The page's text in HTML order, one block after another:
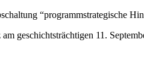
“programmstrategische
geschichtsträchtigen 11.